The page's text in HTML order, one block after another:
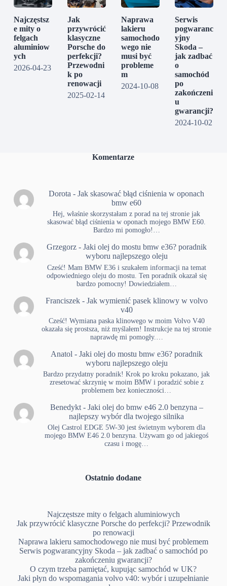
Najczęstsz
e mity o
felgach
aluminiow
ych
2026-04-23
Jak
przywrócić
klasyczne
Porsche do
perfekcji?
Przewodni
k po
renowacji
2025-02-14
Naprawa
lakieru
samochodo
wego nie
musi być
probleme
m
2024-10-08
Serwis
pogwaranc
yjny
Skoda –
jak zadbać
o
samochód
po
zakończeni
u
gwarancji?
2024-10-02
Komentarze
Dorota -Jak skasować błąd ciśnienia w oponach
bmw e60
Hej, właśnie skorzystałam z porad na tej stronie jak
skasować błąd ciśnienia w oponach mojego BMW E60.
Bardzo mi pomogło!…
Grzegorz- Jaki olej do mostu bmw e36? poradnik
wyboru najlepszego oleju
Cześć! Mam BMW E36 i szukałem informacji na temat
odpowiedniego oleju do mostu. Ten poradnik okazał się
bardzo pomocny! Dowiedziałem…
Franciszek- Jak wymienić pasek klinowy w volvo
v40
Cześć! Wymiana paska klinowego w moim Volvo V40
okazała się prostsza, niż myślałem! Instrukcje na tej stronie
naprawdę mi pomogły.…
Anatol - Jaki olej do mostu bmw e36? poradnik
wyboru najlepszego oleju
Bardzo przydatny poradnik! Krok po kroku pokazano, jak
zresetować skrzynię w moim BMW i poradzić sobie z
problemem bez konieczności…
Benedykt- Jaki olej do bmw e46 2.0 benzyna –
najlepszy wybór dla twojego silnika
Olej Castrol EDGE 5W-30 jest świetnym wyborem dla
mojego BMW E46 2.0 benzyna. Używam go od jakiegoś
czasu i mogę…
Ostatnio dodane
Najczęstsze mity o felgach aluminiowych
Jak przywrócić klasyczne Porsche do perfekcji? Przewodnik
po renowacji
Naprawa lakieru samochodowego nie musi być problemem
Serwis pogwarancyjny Skoda – jak zadbać o samochód po
zakończeniu gwarancji?
O czym trzeba pamiętać, kupując samochód w UK?
Jaki płyn do wspomagania volvo v40: wybór i uzupełnianie